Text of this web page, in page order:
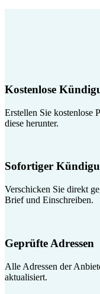
Kostenlose
Erstellen Sie kostenlose
diese herunter.
Sofortiger
Verschicken Sie direkt
Brief und Einschreiben.
Geprüfte Adressen
Alle Adressen der
aktualisiert.